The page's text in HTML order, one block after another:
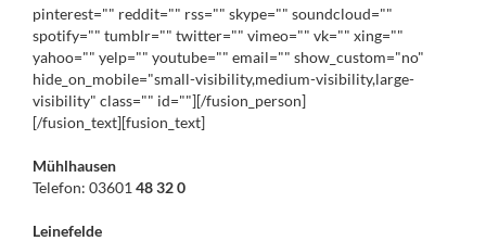
pinterest="" reddit="" rss="" skype="" soundcloud=""
spotify="" tumblr="" twitter="" vimeo="" vk="" xing=""
yahoo="" yelp="" youtube="" email="" show_custom="no"
hide_on_mobile="small-visibility,medium-visibility,large-
visibility" class="" id=""][/fusion_person]
[/fusion_text][fusion_text]
Mühlhausen
Telefon: 03601 48 32 0
Leinefelde